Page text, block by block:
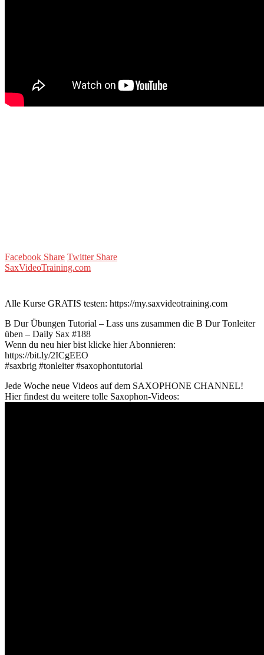
Facebook Share Twitter Share
SaxVideoTraining.com
Alle Kurse GRATIS testen: https://my.saxvideotraining.com
B Dur Übungen Tutorial – Lass uns zusammen die B Dur Tonleiter
üben – Daily Sax #188
Wenn du neu hier bist klicke hier Abonnieren:
https://bit.ly/2ICgEEO
#saxbrig #tonleiter #saxophontutorial
Jede Woche neue Videos auf dem SAXOPHONE CHANNEL!
Hier findest du weitere tolle Saxophon-Videos: